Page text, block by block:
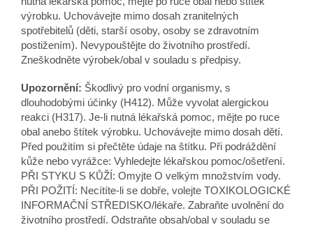
výrobku. Uchovávejte mimo dosah zranitelných
spotřebitelů (děti, starší osoby, osoby se zdravotním
postižením). Nevypouštějte do životního prostředí.
Zneškodněte výrobek/obal v souladu s předpisy.
Upozornění: Škodlivý pro vodní organismy, s
dlouhodobými účinky (H412). Může vyvolat alergickou
reakci (H317). Je-li nutná lékařská pomoc, mějte po ruce
obal anebo štítek výrobku. Uchovávejte mimo dosah dětí.
Před použitím si přečtěte údaje na štítku. Při podráždění
kůže nebo vyrážce: Vyhledejte lékařskou pomoc/ošetření.
PŘI STYKU S KŮŽÍ: Omyjte O velkým množstvím vody.
PŘI POŽITÍ: Necítíte-li se dobře, volejte TOXIKOLOGICKÉ
INFORMAČNÍ STŘEDISKO/lékaře. Zabraňte uvolnění do
životního prostředí. Odstraňte obsah/obal v souladu se